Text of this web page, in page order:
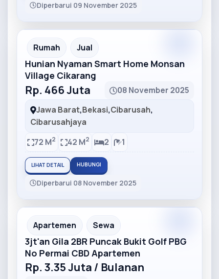
Diperbarui 09 November 2025
Partner Ad
Rumah Jual
Hunian Nyaman Smart Home Monsan
Village Cikarang
Rp. 466 Juta
08 November 2025
Jawa Barat,Bekasi,Cibarusah,
Cibarusahjaya
72 M2 42 M2 2 1
LIHAT DETAIL HUBUNGI
Diperbarui 08 November 2025
Partner Ad
Apartemen Sewa
3jt'an Gila 2BR Puncak Bukit Golf PBG
No Permai CBD Apartemen
Rp. 3.35 Juta / Bulanan